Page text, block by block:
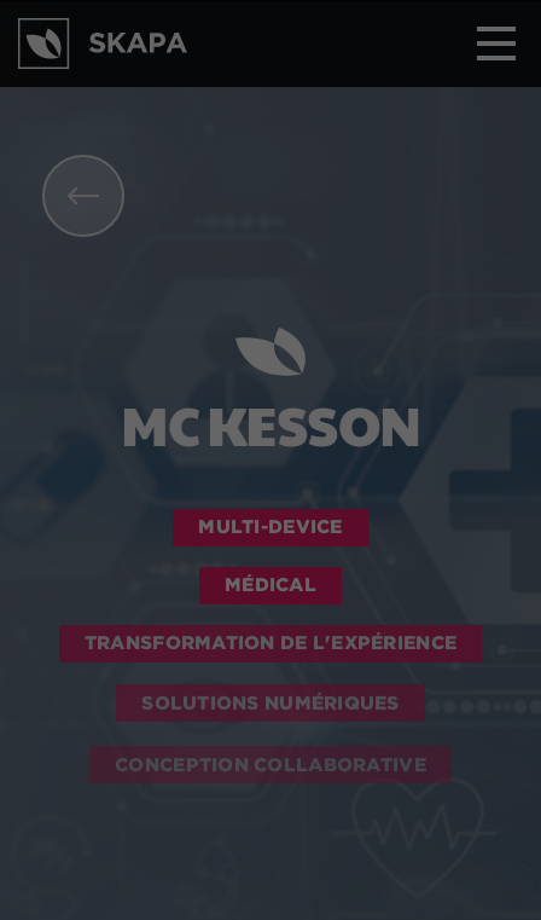
MC KESSON
MULTI-DEVICE
MÉDICAL
TRANSFORMATION DE L'EXPÉRIENCE
SOLUTIONS NUMÉRIQUES
CONCEPTION COLLABORATIVE